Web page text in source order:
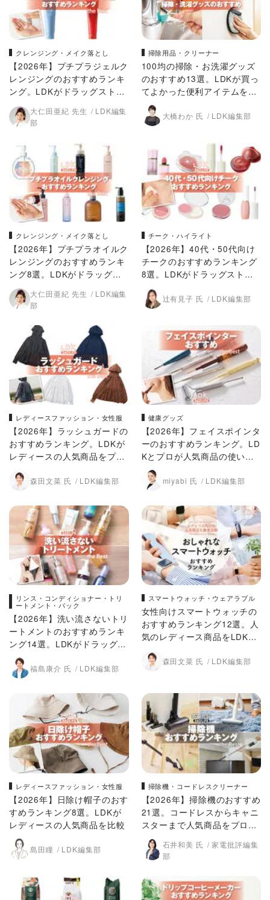
クレンジング・メイク落とし
【2026年】プチプラジェルク
レンジングのおすすめランキ
ング。LDKがドラッグストア
などで買える人気商品をプロ
と比較
大仁田亜紀 先生
LDK編集
部
掃除用品・クリーナー
100均の掃除・お洗濯グッズ
のおすすめ13選。LDKが買っ
てよかった便利アイテムを厳
選
大橋わか 氏 LDK編集部
クレンジング・メイク落とし
【2026年】プチプラオイルク
レンジングのおすすめランキ
ング8選。LDKがドラッグス
トアなどで買える人気商品を
プロと比較
大仁田亜紀 先生
LDK編集
部
チーク・ハイライト
【2026年】40代・50代向け
チークのおすすめランキング
8選。LDKがドラッグストア
などで買える人気商品をプロ
と比較辻有見子 氏 LDK編集部
レディースファッション・女性服
【2026年】ラッシュガードの
おすすめランキング。LDKが
レディースの人気商品をプロ
森田文菜 氏 LDK編集部
健康グッズ
【2026年】フェイスポインタ
ーのおすすめランキング。LD
Kとプロが人気商品の使いや
すさを比較
miyabi 氏 LDK編集部
リンス・コンディショナー・トリ
ートメント・パック
【2026年】洗い流さないトリ
ートメントのおすすめランキ
ング14選。LDKがドラッグス
トアで買えるオイル、ミルク
をプロと比較
福島康介 氏 LDK編集部
スマートウォッチ・ウェアラブル
女性向けスマートウォッチの
おすすめランキング12選。人
気のレディース商品をLDKが
森田文菜 氏 LDK編集部
レディースファッション・女性服
【2026年】日除け帽子のおす
すめランキング8選。LDKが
レディースの人気商品を比較
島田瞳 LDK編集部
掃除機・コードレスクリーナー
【2026年】掃除機のおすすめ
21選。コードレスからキャニ
スターまで人気商品をプロと
比較
石井和美 氏
家電批評編集
部